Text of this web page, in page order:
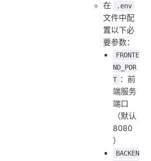
在 .env
文件中配
置以下必
要参数：
FRONTE
ND_POR
T ：前
端服务
端口
（默认
8080
）
BACKEN